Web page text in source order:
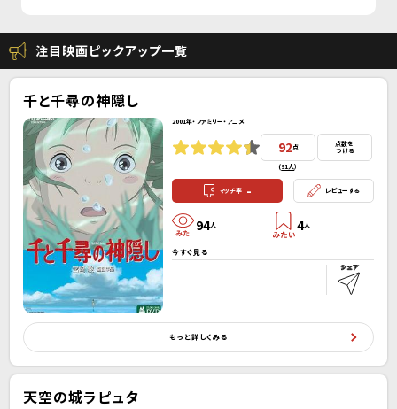
注目映画ピックアップ一覧
千と千尋の神隠し
2001年・ファミリー・アニメ
92点
(91人）
点数を
つける
マッチ率 - レビューする
94人 4人
今すぐ見る
もっと詳しくみる
天空の城ラピュタ